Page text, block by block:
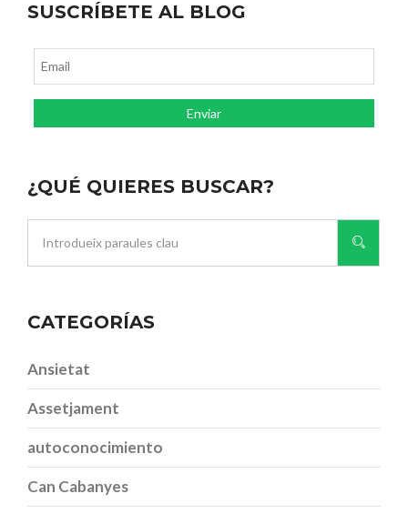
SUSCRÍBETE AL BLOG
¿QUÉ QUIERES BUSCAR?
CATEGORÍAS
Ansietat
Assetjament
autoconocimiento
Can Cabanyes